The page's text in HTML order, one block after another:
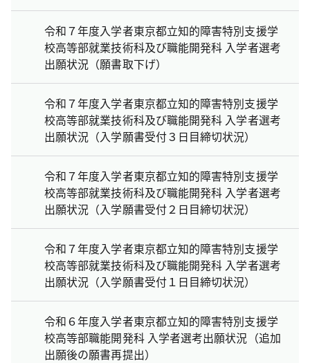
令和７年度入学者東京都立知的障害特別支援学
校高等部就業技術科及び職能開発科 入学者選考
出願状況（願書取下げ）
令和７年度入学者東京都立知的障害特別支援学
校高等部就業技術科及び職能開発科 入学者選考
出願状況（入学願書受付３日目締切状況）
令和７年度入学者東京都立知的障害特別支援学
校高等部就業技術科及び職能開発科 入学者選考
出願状況（入学願書受付２日目締切状況）
令和７年度入学者東京都立知的障害特別支援学
校高等部就業技術科及び職能開発科 入学者選考
出願状況（入学願書受付１日目締切状況）
令和６年度入学者東京都立知的障害特別支援学
校高等部職能開発科 入学者選考出願状況（追加
出願後の願書再提出）